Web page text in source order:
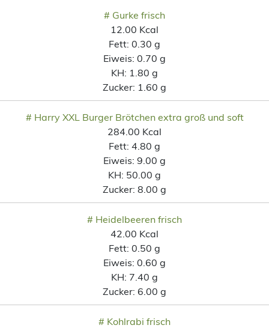
# Gurke frisch
12.00 Kcal
Fett: 0.30 g
Eiweis: 0.70 g
KH: 1.80 g
Zucker: 1.60 g
# Harry XXL Burger Brötchen extra groß und soft
284.00 Kcal
Fett: 4.80 g
Eiweis: 9.00 g
KH: 50.00 g
Zucker: 8.00 g
# Heidelbeeren frisch
42.00 Kcal
Fett: 0.50 g
Eiweis: 0.60 g
KH: 7.40 g
Zucker: 6.00 g
# Kohlrabi frisch